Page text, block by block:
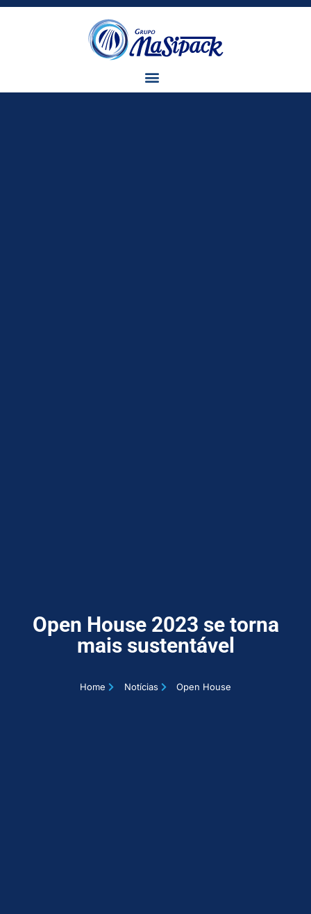
Open House 2023 se torna
mais sustentável
Home Notícias Open House